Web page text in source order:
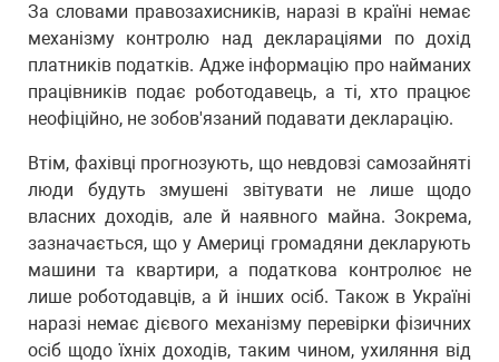
За словами правозахисників, наразі в країні немає
механізму контролю над деклараціями по дохід
платників податків. Адже інформацію про найманих
працівників подає роботодавець, а ті, хто працює
неофіційно, не зобов'язаний подавати декларацію.
Втім, фахівці прогнозують, що невдовзі самозайняті
люди будуть змушені звітувати не лише щодо
власних доходів, але й наявного майна. Зокрема,
зазначається, що у Америці громадяни декларують
машини та квартири, а податкова контролює не
лише роботодавців, а й інших осіб. Також в Україні
наразі немає дієвого механізму перевірки фізичних
осіб щодо їхніх доходів, таким чином, ухиляння від